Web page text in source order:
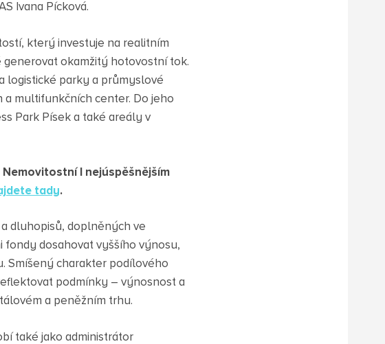
Ivana Pícková.
který investuje na realitním
okamžitý hotovostní tok.
logistické parky a průmyslové
a multifunkčních center. Do jeho
Park Písek a také areály v
I nejúspěšnějším
tady.
dluhopisů, doplněných ve
dosahovat vyššího výnosu,
Smíšený charakter podílového
podmínky – výnosnost a
a peněžním trhu.
také jako administrátor